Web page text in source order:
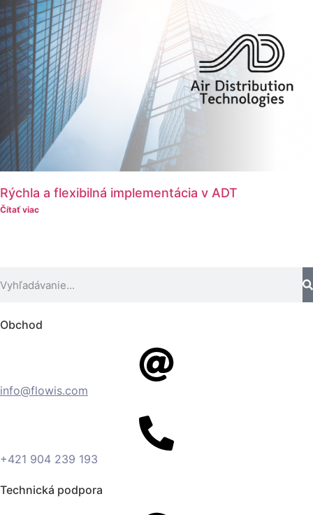
Rýchla a flexibilná implementácia v ADT
Čítať viac
Obchod
info@flowis.com
+421 904 239 193
Technická podpora